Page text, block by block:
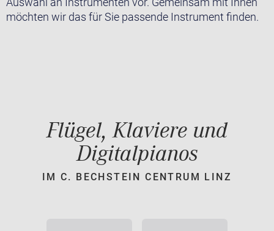
möchten wir das für Sie passende Instrument finden.
Flügel, Klaviere und
Digitalpianos
IM C. BECHSTEIN CENTRUM LINZ